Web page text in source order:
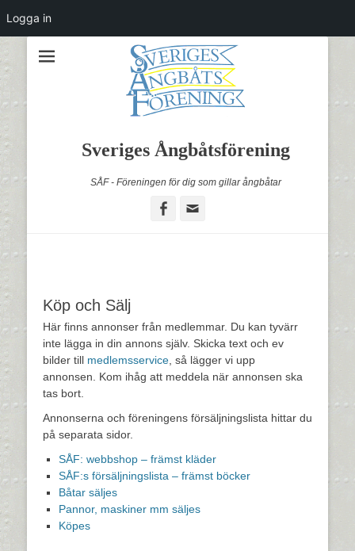
Sveriges Ångbåtsförening
SÅF - Föreningen för dig som gillar ångbåtar
Facebook
Köp och Sälj
Här finns annonser från medlemmar. Du kan tyvärr
inte lägga in din annons själv. Skicka text och ev
bilder till medlemsservice , så lägger vi upp
annonsen. Kom ihåg att meddela när annonsen ska
tas bort.
Annonserna och föreningens försäljningslista hittar du
på separata sidor.
SÅF: webbshop – främst kläder
SÅF:s försäljningslista – främst böcker
Båtar säljes
Pannor, maskiner mm säljes
Köpes
Logga in